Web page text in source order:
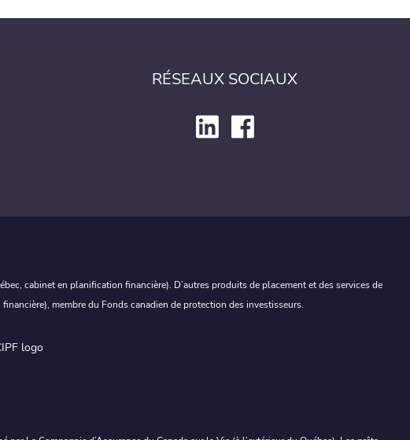
RÉSEAUX SOCIAUX
cabinet en planification financière). D’autres produits de placement et des services de
membre du Fonds canadien de protection des investisseurs.